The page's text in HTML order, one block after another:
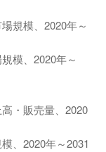
規模、2020年～
模、2020年～
・販売量、2020
、2020年～2031